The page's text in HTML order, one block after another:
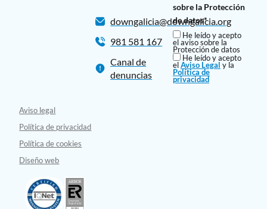
downgalicia@downgalicia.org
981 581 167
Canal de
denuncias
sobre la Protección
de datos*
He leído y acepto
el aviso sobre la
Protección de datos
He leído y acepto
elAviso Legal y la
Política de
privacidad
Aviso legal
Política de privacidad
Política de cookies
Diseño web